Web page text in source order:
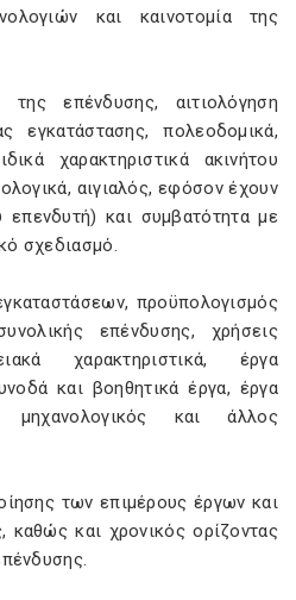
και καινοτομία της
επένδυσης, αιτιολόγηση
εγκατάστασης, πολεοδομικά,
χαρακτηριστικά ακινήτου
αιγιαλός, εφόσον έχουν
και συμβατότητα με
σχεδιασμό.
προϋπολογισμός
επένδυσης, χρήσεις
χαρακτηριστικά, έργα
και βοηθητικά έργα, έργα
μηχανολογικός και άλλος
των επιμέρους έργων και
καθώς και χρονικός ορίζοντας